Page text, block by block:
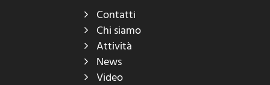
Contatti
Chi siamo
Attività
News
Video